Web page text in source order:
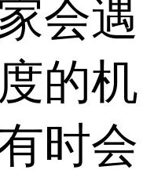
会遇
的机
时会